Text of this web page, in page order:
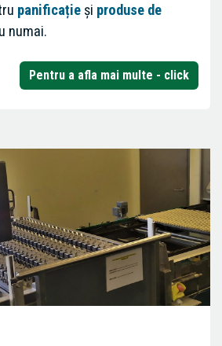
panificație și produse de
numai.
Pentru a afla mai multe - click